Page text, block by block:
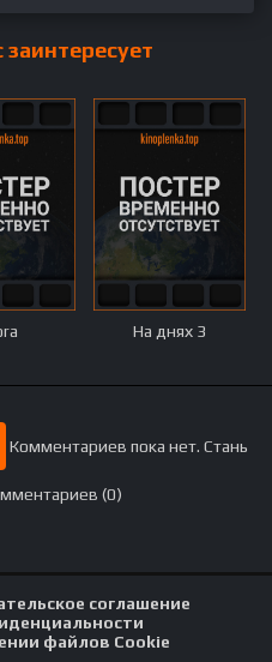
На днях 3
Комментариев пока нет. Стань
(0)
соглашение
файлов Cookie